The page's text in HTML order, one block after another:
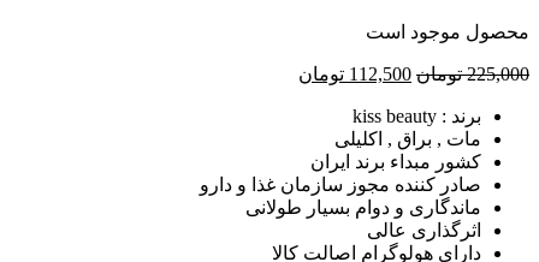
موجود است
تومان 112,500 تومان
برند : kiss beauty
مات , براق , اکلیلی
کشور مبداء برند ایران
صادر کننده مجوز سازمان غذا و دارو
ماندگاری و دوام بسیار طولانی
اثرگذاری عالی
دارای هولوگرام اصالت کالا